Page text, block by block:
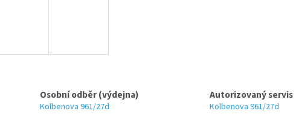
Osobní odběr (výdejna)
Kolbenova 961/27d
Autorizovaný servis
Kolbenova 961/27d